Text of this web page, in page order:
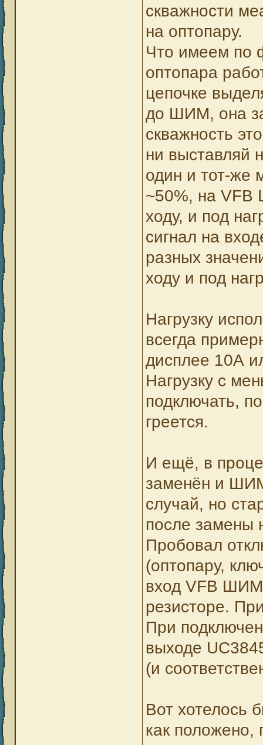
скважности
на оптопару.
Что имеем по
оптопара
цепочке
до ШИМ, она
скважность
ни выставляй
один и тот-же
~50%, на VFB
ходу, и под
сигнал на
разных
ходу и под
Нагрузку
всегда
дисплее 10А
Нагрузку с
подключать,
греется.
И ещё, в
заменён и
случай, но
после замены
Пробовал
(оптопару,
вход VFB
резисторе.
При
выходе
(и
Вот хотелось
как